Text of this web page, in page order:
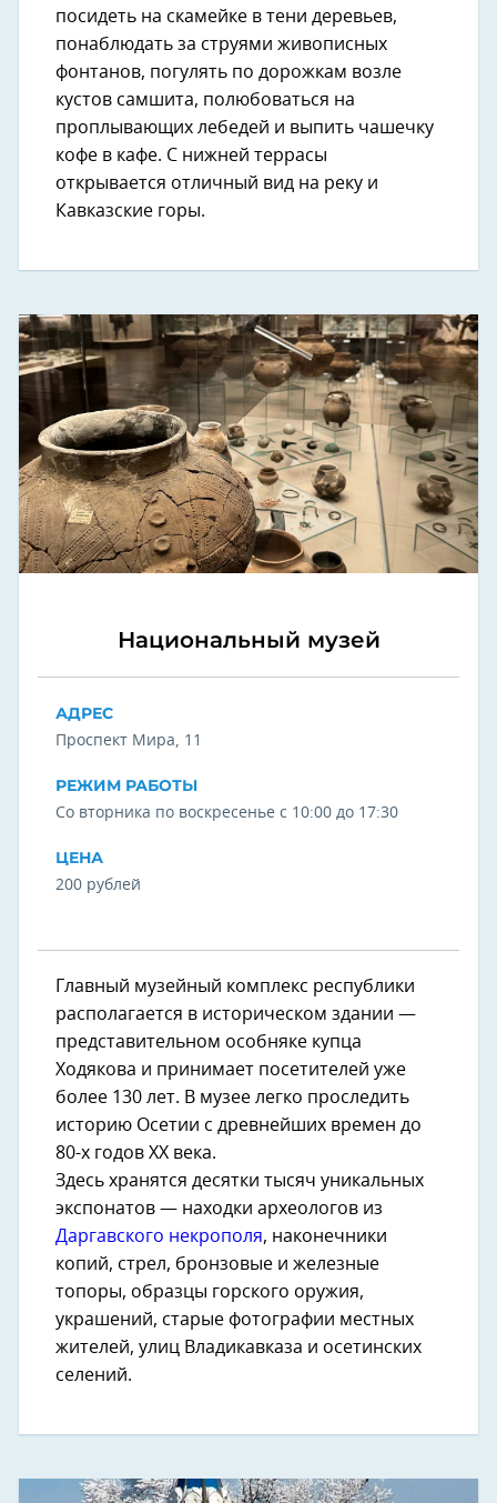
посидеть на скамейке в тени деревьев,
понаблюдать за струями живописных
фонтанов, погулять по дорожкам возле
кустов самшита, полюбоваться на
проплывающих лебедей и выпить чашечку
кофе в кафе. С нижней террасы
открывается отличный вид на реку и
Кавказские горы.
Национальный музей
АДРЕС
Проспект Мира, 11
РЕЖИМ РАБОТЫ
Со вторника по воскресенье с 10:00 до 17:30
ЦЕНА
200 рублей
Главный музейный комплекс республики
располагается в историческом здании —
представительном особняке купца
Ходякова и принимает посетителей уже
более 130 лет. В музее легко проследить
историю Осетии с древнейших времен до
80-х годов XX века.
Здесь хранятся десятки тысяч уникальных
экспонатов — находки археологов из
Даргавского некрополя, наконечники
копий, стрел, бронзовые и железные
топоры, образцы горского оружия,
украшений, старые фотографии местных
жителей, улиц Владикавказа и осетинских
селений.